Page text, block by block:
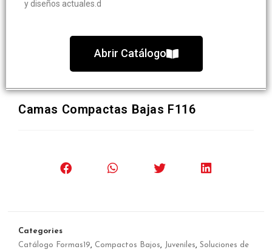
y diseños actuales.d
Abrir Catálogo
Camas Compactas Bajas F116
Categories
Catálogo Formas19, Compactos Bajos, Juveniles, Soluciones de